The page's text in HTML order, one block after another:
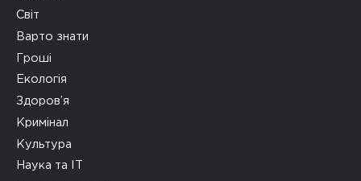
Світ
Варто знати
Гроші
Екологія
Здоров’я
Кримінал
Культура
Наука та ІТ